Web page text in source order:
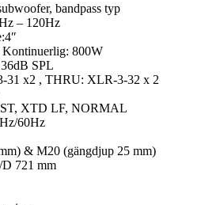
bandpass typ
– 120Hz
800W
SPL
31 x2 , THRU: XLR-3-32 x 2
XTD LF, NORMAL
60Hz
& M20 (gängdjup 25 mm)
721 mm